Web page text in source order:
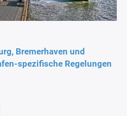
Bremerhaven und
spezifische Regelungen